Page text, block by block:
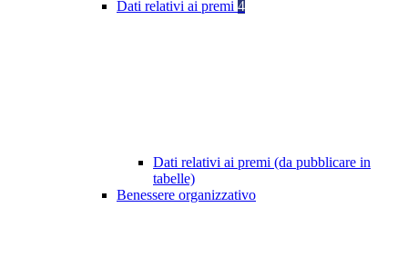
Dati relativi ai premi 4
Dati relativi ai premi (da pubblicare in
tabelle)
Benessere organizzativo